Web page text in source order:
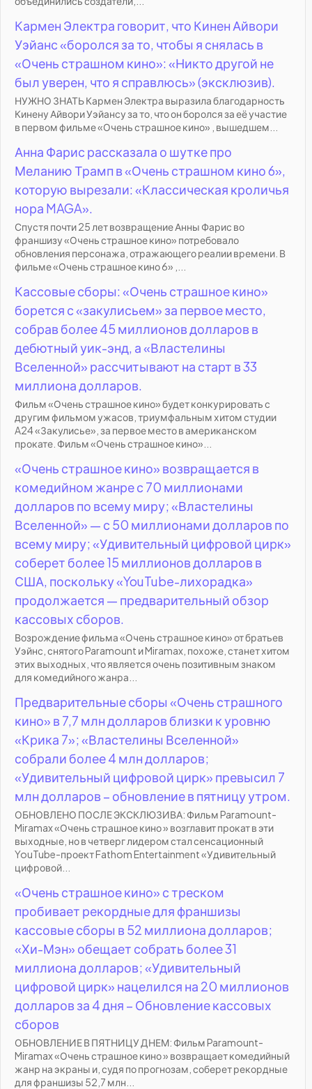
Кармен Электра говорит, что Кинен Айвори
Уэйанс «боролся за то, чтобы я снялась в
«Очень страшном кино»: «Никто другой не
был уверен, что я справлюсь» (эксклюзив).
НУЖНО ЗНАТЬ Кармен Электра выразила благодарность
Кинену Айвори Уэйансу за то, что он боролся за её участие
в первом фильме «Очень страшное кино» , вышедшем...
Анна Фарис рассказала о шутке про
Меланию Трамп в «Очень страшном кино 6»,
которую вырезали: «Классическая кроличья
нора MAGA».
Спустя почти 25 лет возвращение Анны Фарис во
франшизу «Очень страшное кино» потребовало
обновления персонажа, отражающего реалии времени. В
фильме «Очень страшное кино 6» ,...
Кассовые сборы: «Очень страшное кино»
борется с «закулисьем» за первое место,
собрав более 45 миллионов долларов в
дебютный уик-энд, а «Властелины
Вселенной» рассчитывают на старт в 33
миллиона долларов.
Фильм «Очень страшное кино» будет конкурировать с
другим фильмом ужасов, триумфальным хитом студии
A24 «Закулисье», за первое место в американском
прокате. Фильм «Очень страшное кино»...
«Очень страшное кино» возвращается в
комедийном жанре с 70 миллионами
долларов по всему миру; «Властелины
Вселенной» — с 50 миллионами долларов по
всему миру; «Удивительный цифровой цирк»
соберет более 15 миллионов долларов в
США, поскольку «YouTube-лихорадка»
продолжается — предварительный обзор
кассовых сборов.
Возрождение фильма «Очень страшное кино» от братьев
Уэйнс, снятого Paramount и Miramax, похоже, станет хитом
этих выходных, что является очень позитивным знаком
для комедийного жанра...
Предварительные сборы «Очень страшного
кино» в 7,7 млн долларов близки к уровню
«Крика 7»; «Властелины Вселенной»
собрали более 4 млн долларов;
«Удивительный цифровой цирк» превысил 7
млн долларов – обновление в пятницу утром.
ОБНОВЛЕНО ПОСЛЕ ЭКСКЛЮЗИВА: Фильм Paramount-
Miramax «Очень страшное кино » возглавит прокат в эти
выходные, но в четверг лидером стал сенсационный
YouTube-проект Fathom Entertainment «Удивительный
цифровой...
«Очень страшное кино» с треском
пробивает рекордные для франшизы
кассовые сборы в 52 миллиона долларов;
«Хи-Мэн» обещает собрать более 31
миллиона долларов; «Удивительный
цифровой цирк» нацелился на 20 миллионов
долларов за 4 дня – Обновление кассовых
сборов
ОБНОВЛЕНИЕ В ПЯТНИЦУ ДНЕМ: Фильм Paramount-
Miramax «Очень страшное кино » возвращает комедийный
жанр на экраны и, судя по прогнозам, соберет рекордные
для франшизы 52,7 млн...